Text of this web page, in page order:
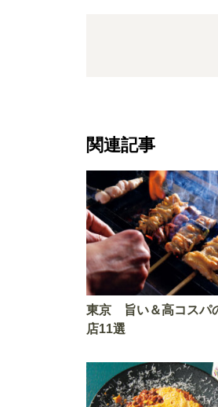
関連記事
東京 旨い＆高コスパ
店11選